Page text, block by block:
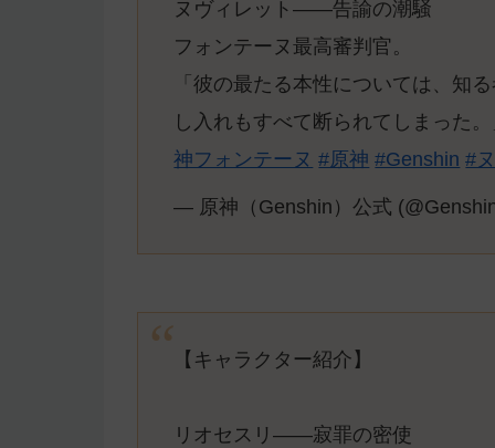
ヌヴィレット——告諭の潮騒
フォンテーヌ最高審判官。
「彼の最たる本性については、知
し入れもすべて断られてしまった
神フォンテーヌ #原神 #Genshin #
— 原神（Genshin）公式
【キャラクター紹介】
リオセスリ——寂罪の密使